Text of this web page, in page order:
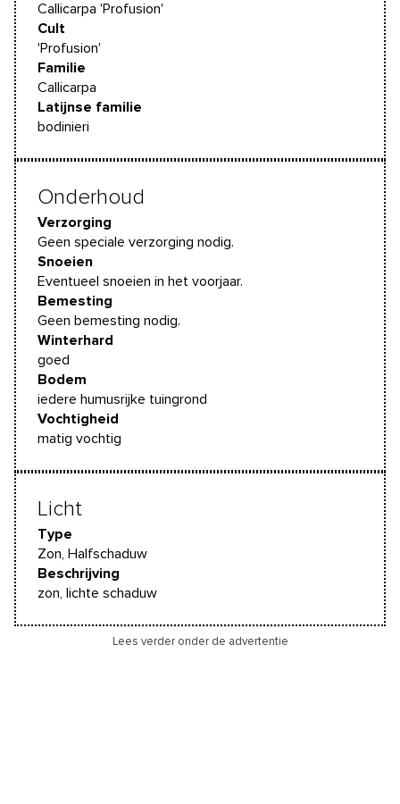
Callicarpa 'Profusion'
Cult
'Profusion'
Familie
Callicarpa
Latijnse familie
bodinieri
Onderhoud
Verzorging
Geen speciale verzorging nodig.
Snoeien
Eventueel snoeien in het voorjaar.
Bemesting
Geen bemesting nodig.
Winterhard
goed
Bodem
iedere humusrijke tuingrond
Vochtigheid
matig vochtig
Licht
Type
Zon, Halfschaduw
Beschrijving
zon, lichte schaduw
Lees verder onder de advertentie